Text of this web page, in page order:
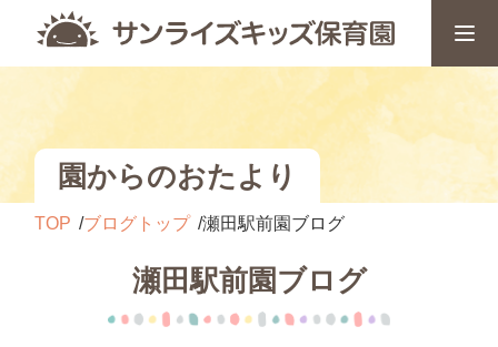
園からのおたより
TOP ブログトップ 瀬田駅前園ブログ
瀬田駅前園ブログ